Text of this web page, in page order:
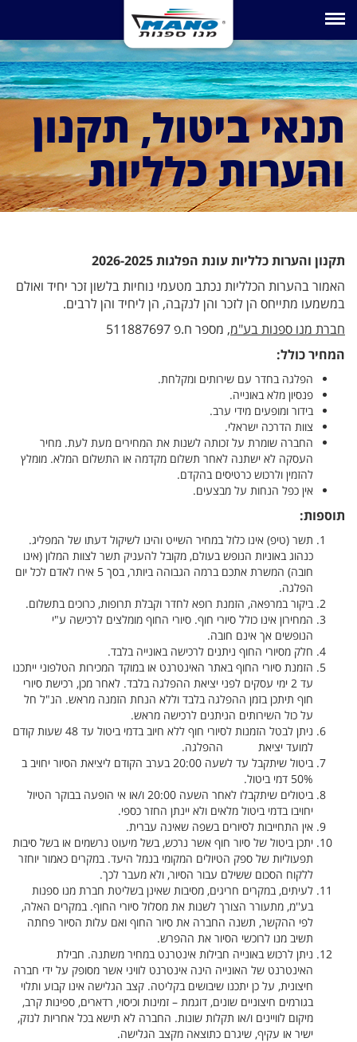
Toggle navigation
תנאי ביטול, תקנון
והערות כלליות
תקנון והערות כלליות עונת הפלגות 2026-2025
האמור בהערות הכלליות נכתב מטעמי נוחיות בלשון זכר יחיד ואולם
במשמעו מתייחס הן לזכר והן לנקבה, הן ליחיד והן לרבים.
חברת מנו ספנות בע"מ, מספר ח.פ 511887697
המחיר כולל:
הפלגה בחדר עם שירותים ומקלחת.
פנסיון מלא באונייה.
בידור ומופעים מידי ערב.
צוות הדרכה ישראלי.
החברה שומרת על זכותה לשנות את המחירים מעת לעת. מחיר
העסקה לא ישתנה לאחר תשלום מקדמה או התשלום המלא. מומלץ
להזמין ולרכוש כרטיסים בהקדם.
אין כפל הנחות על מבצעים.
תוספות:
תשר (טיפ) אינו כלול במחיר השייט והינו לשיקול דעתו של המפליג.
כנהוג באוניות הנופש בעולם, מקובל להעניק תשר לצוות המלון (אינו
חובה) המשרת אתכם ברמה הגבוהה ביותר, בסך 5 אירו לאדם לכל יום
הפלגה.
ביקור במרפאה, הזמנת רופא לחדר וקבלת תרופות, כרוכים בתשלום.
המחירון אינו כולל סיורי חוף. סיורי החוף מומלצים לרכישה ע"י
הנופשים אך אינם חובה.
חלק מסיורי החוף ניתנים לרכישה באונייה בלבד.
הזמנת סיורי החוף באתר האינטרנט או במוקד המכירות הטלפוני ייתכנו
עד 2 ימי עסקים לפני יציאת ההפלגה בלבד. לאחר מכן, רכישת סיורי
חוף תיתכן בזמן ההפלגה בלבד וללא הנחת הזמנה מראש. הנ"ל חל
על כול השירותים הניתנים לרכישה מראש.
ניתן לבטל הזמנות לסיורי חוף ללא חיוב בדמי ביטול עד 48 שעות קודם
למועד יציאת ההפלגה.
ביטול שיתקבל עד לשעה 20:00 בערב הקודם ליציאת הסיור יחויב ב
50% דמי ביטול.
ביטולים שיתקבלו לאחר השעה 20:00 ו/או אי הופעה בבוקר הטיול
יחויבו בדמי ביטול מלאים ולא יינתן החזר כספי.
אין התחייבות לסיורים בשפה שאינה עברית.
יתכן ביטול של סיור חוף אשר נרכש, בשל מיעוט נרשמים או בשל סיבות
תפעוליות של ספק הטיולים המקומי בנמל היעד. במקרים כאמור יוחזר
ללקוח הסכום ששילם עבור הסיור, ולא מעבר לכך.
לעיתים, במקרים חריגים, מסיבות שאינן בשליטת חברת מנו ספנות
בע''מ, מתעורר הצורך לשנות את מסלול סיורי החוף. במקרים האלה,
לפי ההקשר, תשנה החברה את סיור החוף ואם עלות הסיור פחתה
תשיב מנו לרוכשי הסיור את ההפרש.
ניתן לרכוש באונייה חבילות אינטרנט במחיר משתנה. חבילת
האינטרנט של האונייה הינה אינטרנט לוויני אשר מסופק על ידי חברה
חיצונית, על כן יתכנו שיבושים בקליטה. קצב הגלישה אינו קבוע ותלוי
בגורמים חיצוניים שונים, דוגמת – זמינות וכיסוי, רדארים, ספינות קרב,
מיקום לוויינים ו/או תקלות שונות. החברה לא תישא בכל אחריות לנזק,
ישיר או עקיף, שיגרם כתוצאה מקצב הגלישה.